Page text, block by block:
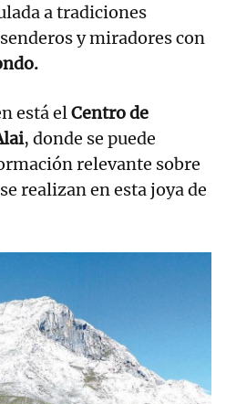
a tradiciones
y miradores con
está elCentro de
, donde se puede
relevante sobre
realizan en esta joya de